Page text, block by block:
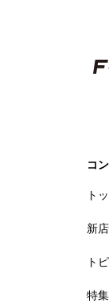
コ
ト
新
ト
特集